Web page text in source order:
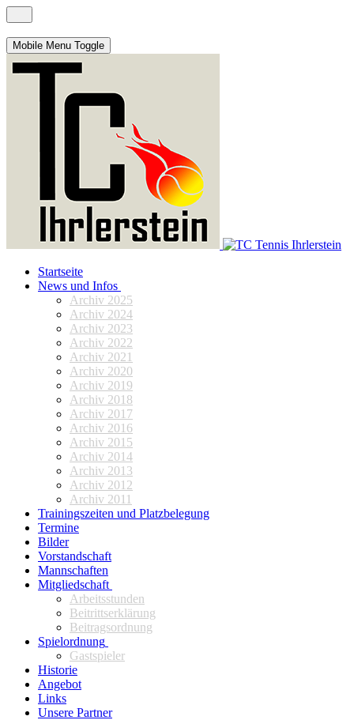
Mobile Menu Toggle
Startseite
News und Infos
Archiv 2025
Archiv 2024
Archiv 2023
Archiv 2022
Archiv 2021
Archiv 2020
Archiv 2019
Archiv 2018
Archiv 2017
Archiv 2016
Archiv 2015
Archiv 2014
Archiv 2013
Archiv 2012
Archiv 2011
Trainingszeiten und Platzbelegung
Termine
Bilder
Vorstandschaft
Mannschaften
Mitgliedschaft
Arbeitsstunden
Beitrittserklärung
Beitragsordnung
Spielordnung
Gastspieler
Historie
Angebot
Links
Unsere Partner